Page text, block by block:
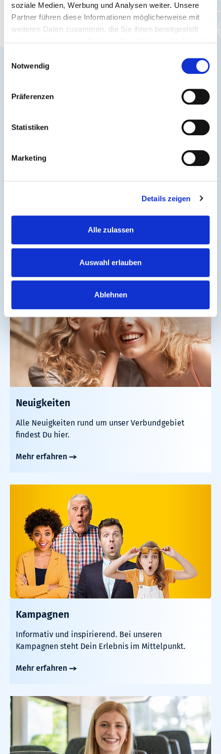
soziale Medien, Werbung und Analysen weiter. Unsere
Partner führen diese Informationen möglicherweise mit
weiteren Daten zusammen, die Sie ihnen bereitgestellt
Notwendig
Präferenzen
Statistiken
Marketing
Details zeigen
Alle zulassen
Auswahl erlauben
Ablehnen
Bleib auf dem Laufenden - aktuelle
Verkehrsmeldungen und Infos für Dich.
Mehr erfahren
Neuigkeiten
Alle Neuigkeiten rund um unser Verbundgebiet
findest Du hier.
Mehr erfahren
Kampagnen
Informativ und inspirierend. Bei unseren
Kampagnen steht Dein Erlebnis im Mittelpunkt.
Mehr erfahren